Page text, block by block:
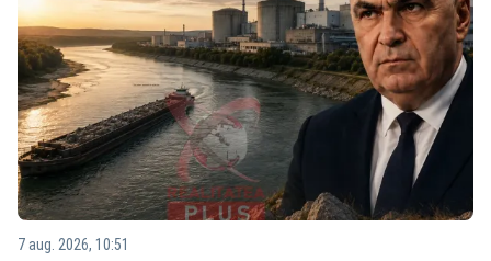
7 aug. 2026, 10:51